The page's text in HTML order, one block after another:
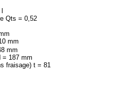
l
Qts = 0,52
mm
mm
= 187 mm
fraisage) t = 81